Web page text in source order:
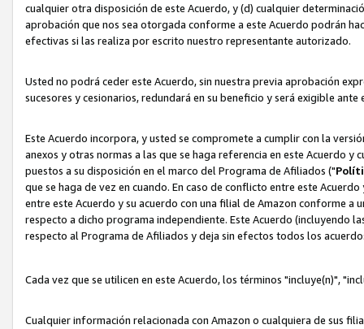
cualquier otra disposición de este Acuerdo, y (d) cualquier
aprobación que nos sea otorgada conforme a este Acuerdo podrán
efectivas si las realiza por escrito nuestro representante autorizado.
Usted no podrá ceder este Acuerdo, sin nuestra previa aprobación
sucesores y cesionarios, redundará en su beneficio y será exigible
Este Acuerdo incorpora, y usted se compromete a cumplir con la
anexos y otras normas a las que se haga referencia en este Acuerdo
puestos a su disposición en el marco del Programa de Afiliados ("
que se haga de vez en cuando. En caso de conflicto entre este
entre este Acuerdo y su acuerdo con una filial de Amazon conforme
respecto a dicho programa independiente. Este Acuerdo (incluyendo
respecto al Programa de Afiliados y deja sin efectos todos los
Cada vez que se utilicen en este Acuerdo, los términos "incluye(n)",
Cualquier información relacionada con Amazon o cualquiera de sus